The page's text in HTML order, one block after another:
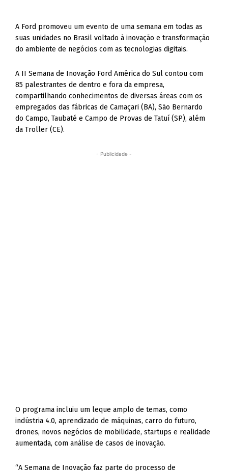
A Ford promoveu um evento de uma semana em todas as
suas unidades no Brasil voltado à inovação e transformação
do ambiente de negócios com as tecnologias digitais.
A II Semana de Inovação Ford América do Sul contou com
85 palestrantes de dentro e fora da empresa,
compartilhando conhecimentos de diversas áreas com os
empregados das fábricas de Camaçari (BA), São Bernardo
do Campo, Taubaté e Campo de Provas de Tatuí (SP), além
da Troller (CE).
- Publicidade -
O programa incluiu um leque amplo de temas, como
indústria 4.0, aprendizado de máquinas, carro do futuro,
drones, novos negócios de mobilidade, startups e realidade
aumentada, com análise de casos de inovação.
“A Semana de Inovação faz parte do processo de